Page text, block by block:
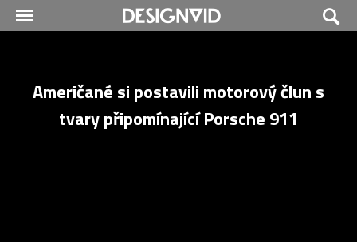
Američané si postavili motorový člun s
tvary připomínající Porsche 911